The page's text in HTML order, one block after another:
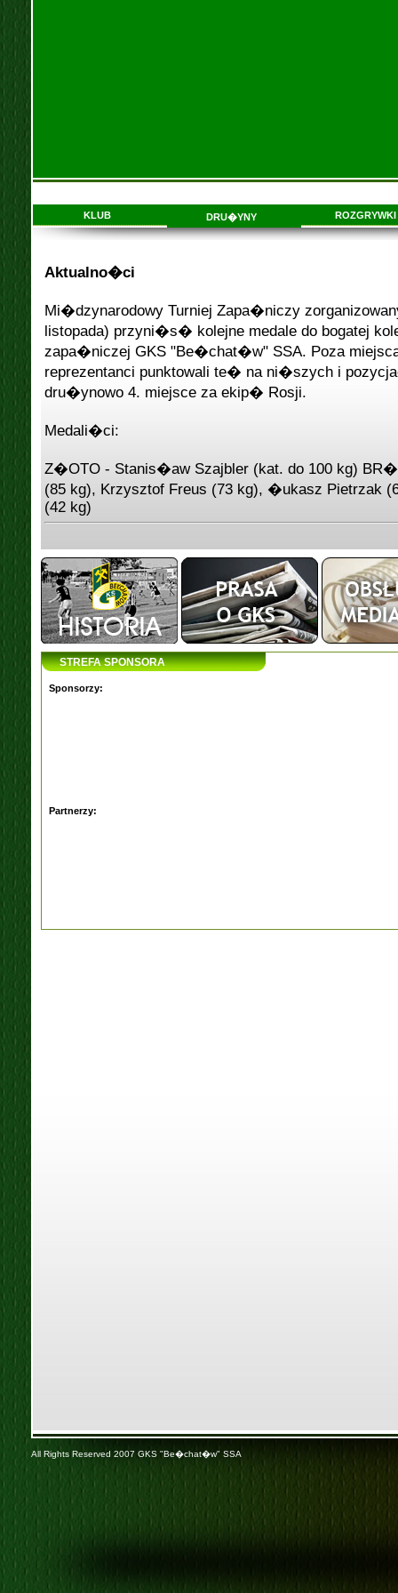
KLUB DRU�YNY ROZGRYWKI
Aktualno�ci
Mi�dzynarodowy Turniej Zapa�niczy
listopada) przyni�s� kolejne medale do bogatej
zapa�niczej GKS "Be�chat�w" SSA. Poza
reprezentanci punktowali te� na ni�szych i
dru�ynowo 4. miejsce za ekip� Rosji.
Medali�ci:
Z�OTO - Stanis�aw Szajbler (kat. do 100 kg)
(85 kg), Krzysztof Freus (73 kg), �ukasz Pietrzak
(42 kg)
STREFA SPONSORA
Sponsorzy:
Partnerzy:
All Rights Reserved 2007 GKS "Be�chat�w" SSA